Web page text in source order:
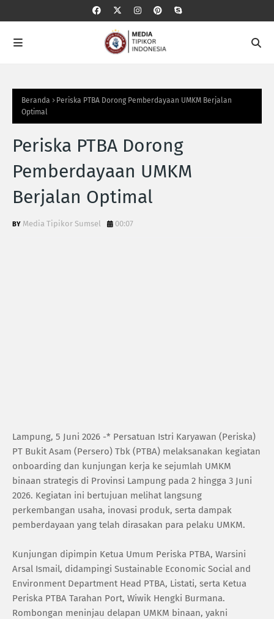
Beranda
Periska PTBA Dorong Pemberdayaan UMKM Berjalan
Optimal
Periska PTBA Dorong
Pemberdayaan UMKM
Berjalan Optimal
Media Tipikor Sumsel 00:07
Lampung, 5 Juni 2026 -* Persatuan Istri Karyawan (Periska)
PT Bukit Asam (Persero) Tbk (PTBA) melaksanakan kegiatan
onboarding dan kunjungan kerja ke sejumlah UMKM
binaan strategis di Provinsi Lampung pada 2 hingga 3 Juni
2026. Kegiatan ini bertujuan melihat langsung
perkembangan usaha, inovasi produk, serta dampak
pemberdayaan yang telah dirasakan para pelaku UMKM.
Kunjungan dipimpin Ketua Umum Periska PTBA, Warsini
Arsal Ismail, didampingi Sustainable Economic Social and
Environment Department Head PTBA, Listati, serta Ketua
Periska PTBA Tarahan Port, Wiwik Hengki Burmana.
Rombongan meninjau delapan UMKM binaan, yakni